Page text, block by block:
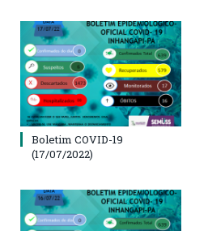
Boletim COVID-19
(17/07/2022)